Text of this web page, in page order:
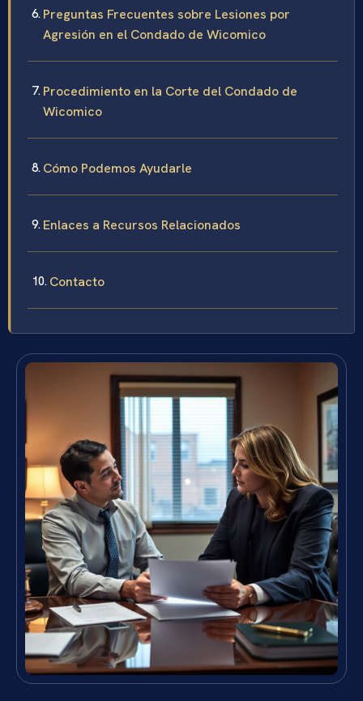
Preguntas Frecuentes sobre Lesiones por
Agresión en el Condado de Wicomico
Procedimiento en la Corte del Condado de
Wicomico
Cómo Podemos Ayudarle
Enlaces a Recursos Relacionados
Contacto